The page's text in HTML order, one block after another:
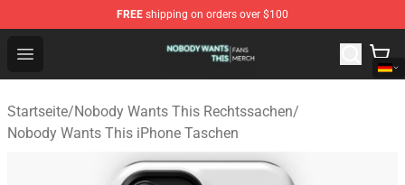
FREE shipping on orders over $100
Open menu
Nobody Wants This Shop - Official Nobody Wants This
Startseite/Nobody Wants This Rechtssachen/
Nobody Wants This iPhone Taschen